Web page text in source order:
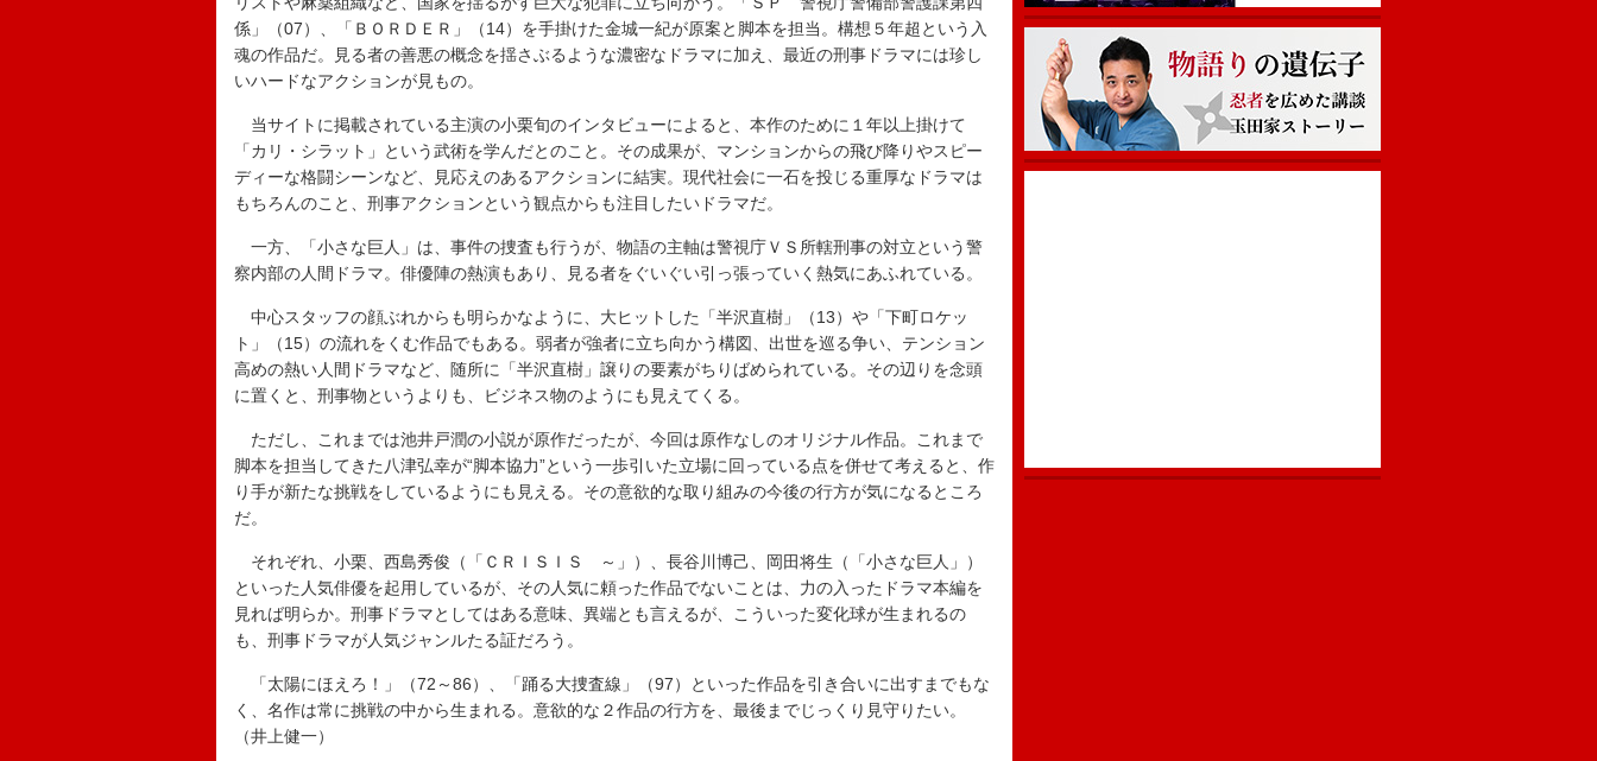
係」（07）、「ＢＯＲＤＥＲ」（14）を手掛けた金城一紀が原案と脚本を担当。構想５年超という入
魂の作品だ。見る者の善悪の概念を揺さぶるような濃密なドラマに加え、最近の刑事ドラマには珍し
いハードなアクションが見もの。
当サイトに掲載されている主演の小栗旬のインタビューによると、本作のために１年以上掛けて
「カリ・シラット」という武術を学んだとのこと。その成果が、マンションからの飛び降りやスピー
ディーな格闘シーンなど、見応えのあるアクションに結実。現代社会に一石を投じる重厚なドラマは
もちろんのこと、刑事アクションという観点からも注目したいドラマだ。
一方、「小さな巨人」は、事件の捜査も行うが、物語の主軸は警視庁ＶＳ所轄刑事の対立という警
察内部の人間ドラマ。俳優陣の熱演もあり、見る者をぐいぐい引っ張っていく熱気にあふれている。
中心スタッフの顔ぶれからも明らかなように、大ヒットした「半沢直樹」（13）や「下町ロケッ
ト」（15）の流れをくむ作品でもある。弱者が強者に立ち向かう構図、出世を巡る争い、テンション
高めの熱い人間ドラマなど、随所に「半沢直樹」譲りの要素がちりばめられている。その辺りを念頭
に置くと、刑事物というよりも、ビジネス物のようにも見えてくる。
ただし、これまでは池井戸潤の小説が原作だったが、今回は原作なしのオリジナル作品。これまで
脚本を担当してきた八津弘幸が“脚本協力”という一歩引いた立場に回っている点を併せて考えると、作
り手が新たな挑戦をしているようにも見える。その意欲的な取り組みの今後の行方が気になるところ
だ。
それぞれ、小栗、西島秀俊（「ＣＲＩＳＩＳ ～」）、長谷川博己、岡田将生（「小さな巨人」）
といった人気俳優を起用しているが、その人気に頼った作品でないことは、力の入ったドラマ本編を
見れば明らか。刑事ドラマとしてはある意味、異端とも言えるが、こういった変化球が生まれるの
も、刑事ドラマが人気ジャンルたる証だろう。
「太陽にほえろ！」（72～86）、「踊る大捜査線」（97）といった作品を引き合いに出すまでもな
く、名作は常に挑戦の中から生まれる。意欲的な２作品の行方を、最後までじっくり見守りたい。
（井上健一）